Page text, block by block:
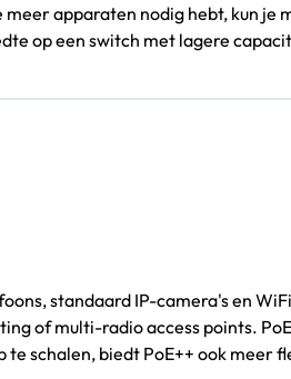
apparaten nodig hebt, kun je
op een switch met lagere
standaard IP-camera's en
of multi-radio access points.
schalen, biedt PoE++ ook meer